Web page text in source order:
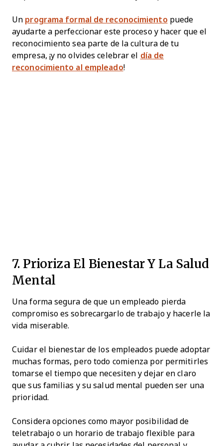
Un programa formal de reconocimiento puede
ayudarte a perfeccionar este proceso y hacer que el
reconocimiento sea parte de la cultura de tu
empresa, ¡y no olvides celebrar el día de
reconocimiento al empleado!
7. Prioriza El Bienestar Y La Salud
Mental
Una forma segura de que un empleado pierda
compromiso es sobrecargarlo de trabajo y hacerle la
vida miserable.
Cuidar el bienestar de los empleados puede adoptar
muchas formas, pero todo comienza por permitirles
tomarse el tiempo que necesiten y dejar en claro
que sus familias y su salud mental pueden ser una
prioridad.
Considera opciones como mayor posibilidad de
teletrabajo o un horario de trabajo flexible para